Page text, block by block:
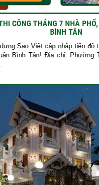
CÔNG THÁNG 7 NHÀ
BÌNH TÂN
Sao Việt cập nhập tiến độ
Bình Tân! Địa chỉ: Phường